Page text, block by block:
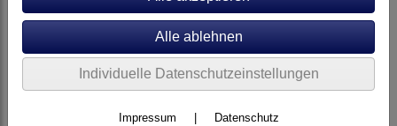
Individuelle Datenschutzeinstellungen
Impressum Datenschutz